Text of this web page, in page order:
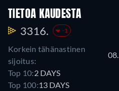
TIETOA KAUDESTA
3316. -1
Korkein tähänastinen
sijoitus:
08.
Top 10:2 DAYS
Top 100:13 DAYS